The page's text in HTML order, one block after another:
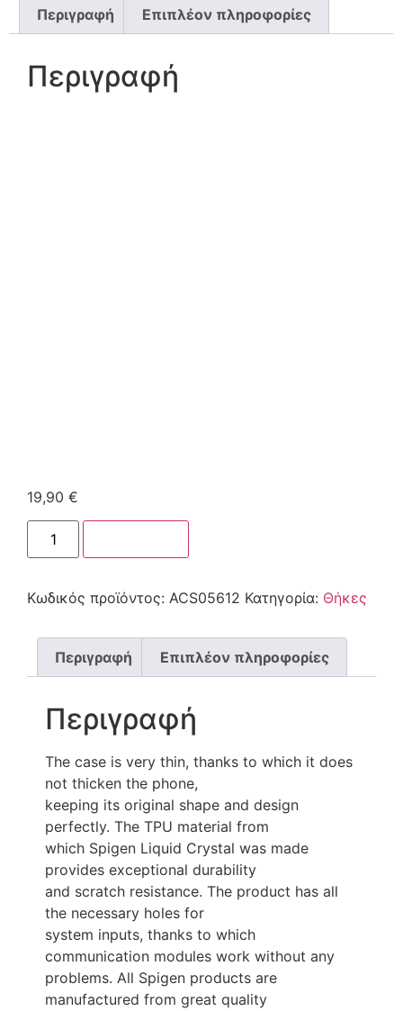
Περιγραφή Επιπλέον πληροφορίες
Περιγραφή
19,90 €
Κωδικός προϊόντος: ACS05612 Κατηγορία: Θήκες
Περιγραφή Επιπλέον πληροφορίες
Περιγραφή
The case is very thin, thanks to which it does
not thicken the phone,
keeping its original shape and design
perfectly. The TPU material from
which Spigen Liquid Crystal was made
provides exceptional durability
and scratch resistance. The product has all
the necessary holes for
system inputs, thanks to which
communication modules work without any
problems. All Spigen products are
manufactured from great quality